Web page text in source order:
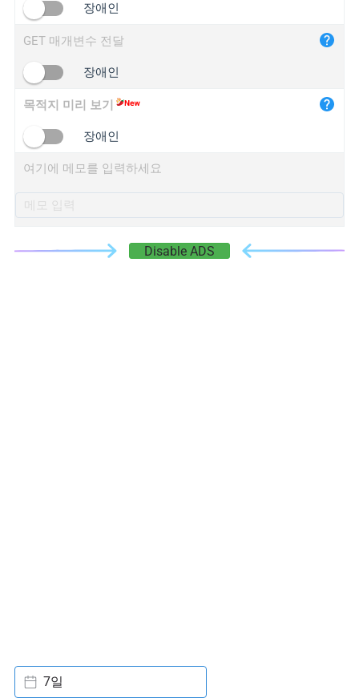
장애인
GET 매개변수 전달
장애인
목적지 미리 보기
장애인
여기에 메모를 입력하세요
Disable ADS
7일